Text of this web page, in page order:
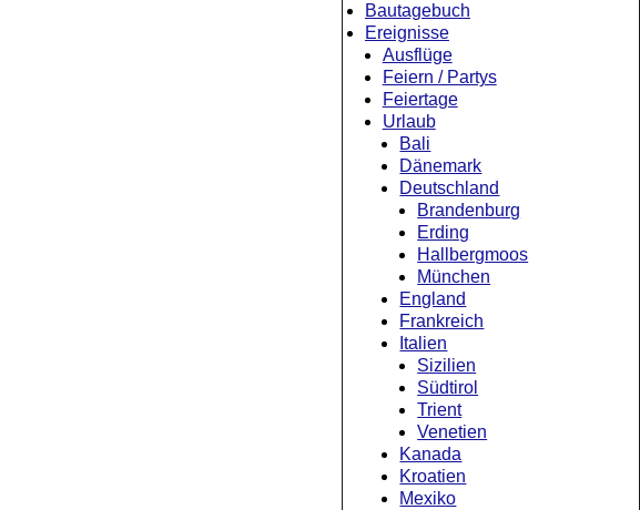
Bautagebuch
Ereignisse
Ausflüge
Feiern / Partys
Feiertage
Urlaub
Bali
Dänemark
Deutschland
Brandenburg
Erding
Hallbergmoos
München
England
Frankreich
Italien
Sizilien
Südtirol
Trient
Venetien
Kanada
Kroatien
Mexiko